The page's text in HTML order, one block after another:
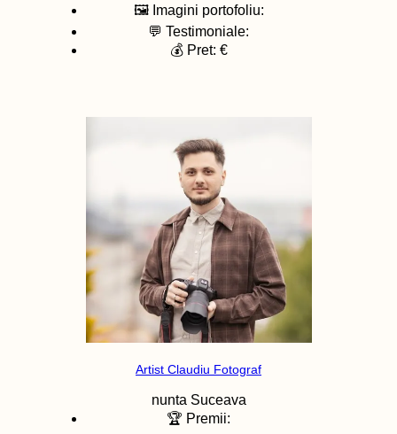
🖼️ Imagini portofoliu:
💬 Testimoniale:
💰 Pret: €
Artist Claudiu Fotograf
nunta Suceava
🏆 Premii: